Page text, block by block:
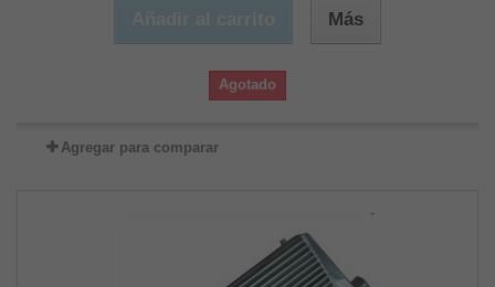
Más
Agotado
Agregar para comparar